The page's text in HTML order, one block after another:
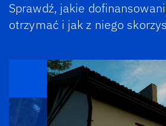
Sprawdź, jakie
otrzymać i jak z niego